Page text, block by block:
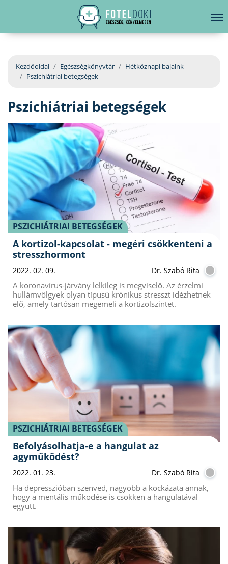
EGÉSZSÉGKÖNYVTÁR
BETEGSÉGKALAUZ
ÜGYELETKERESŐ
ORVOS VÁLASZOL
ORVOSKERESŐ
hirdetés
Kezdőoldal Egészségkönyvtár
Hétköznapi bajaink
Pszichiátriai betegségek
Pszichiátriai betegségek
PSZICHIÁTRIAI BETEGSÉGEK
A kortizol-kapcsolat - megéri csökkenteni a
stresszhormont
2022. 02. 09. Dr. Szabó Rita
A koronavírus-járvány lelkileg is megviselő. Az érzelmi
hullámvölgyek olyan típusú krónikus stresszt idézhetnek
elő, amely tartósan megemeli a kortizolszintet.
PSZICHIÁTRIAI BETEGSÉGEK
Befolyásolhatja-e a hangulat az
agyműködést?
2022. 01. 23. Dr. Szabó Rita
Ha depresszióban szenved, nagyobb a kockázata annak,
hogy a mentális működése is csökken a hangulatával
együtt.